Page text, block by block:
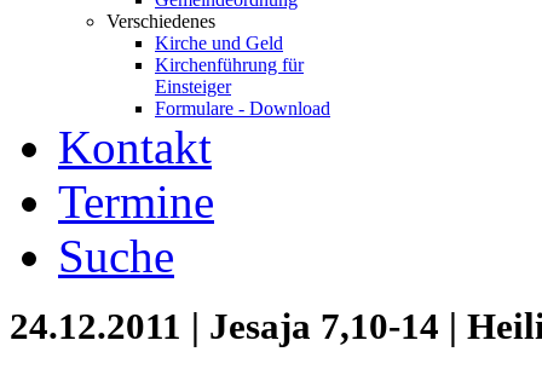
Verschiedenes
Kirche und Geld
Kirchenführung für
Einsteiger
Formulare - Download
Kontakt
Termine
Suche
24.12.2011 | Jesaja 7,10-14 |